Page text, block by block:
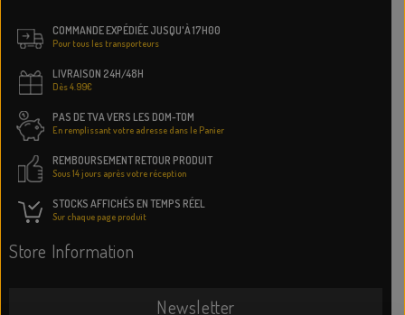
COMMANDE EXPÉDIÉE JUSQU'À 17H00
Pour tous les transporteurs
LIVRAISON 24H/48H
Dès 4.99€
PAS DE TVA VERS LES DOM-TOM
En remplissant votre adresse dans le Panier
REMBOURSEMENT RETOUR PRODUIT
Sous 14 jours après votre réception
STOCKS AFFICHÉS EN TEMPS RÉEL
Sur chaque page produit
Store Information
Newsletter